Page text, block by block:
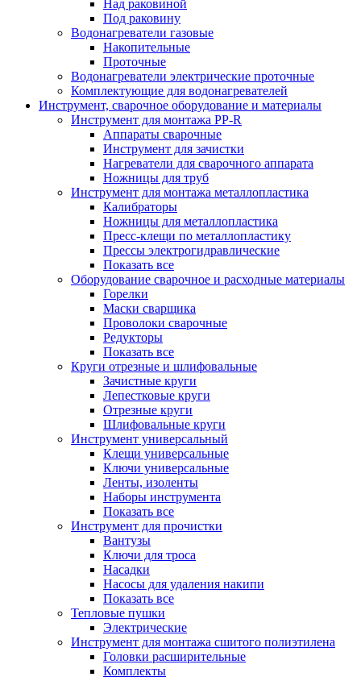
Над раковиной
Под раковину
Водонагреватели газовые
Накопительные
Проточные
Водонагреватели электрические проточные
Комплектующие для водонагревателей
Инструмент, сварочное оборудование и материалы
Инструмент для монтажа PP-R
Аппараты сварочные
Инструмент для зачистки
Нагреватели для сварочного аппарата
Ножницы для труб
Инструмент для монтажа металлопластика
Калибраторы
Ножницы для металлопластика
Пресс-клещи по металлопластику
Прессы электрогидравлические
Показать все
Оборудование сварочное и расходные материалы
Горелки
Маски сварщика
Проволоки сварочные
Редукторы
Показать все
Круги отрезные и шлифовальные
Зачистные круги
Лепестковые круги
Отрезные круги
Шлифовальные круги
Инструмент универсальный
Клещи универсальные
Ключи универсальные
Ленты, изоленты
Наборы инструмента
Показать все
Инструмент для прочистки
Вантузы
Ключи для троса
Насадки
Насосы для удаления накипи
Показать все
Тепловые пушки
Электрические
Инструмент для монтажа сшитого полиэтилена
Головки расширительные
Комплекты